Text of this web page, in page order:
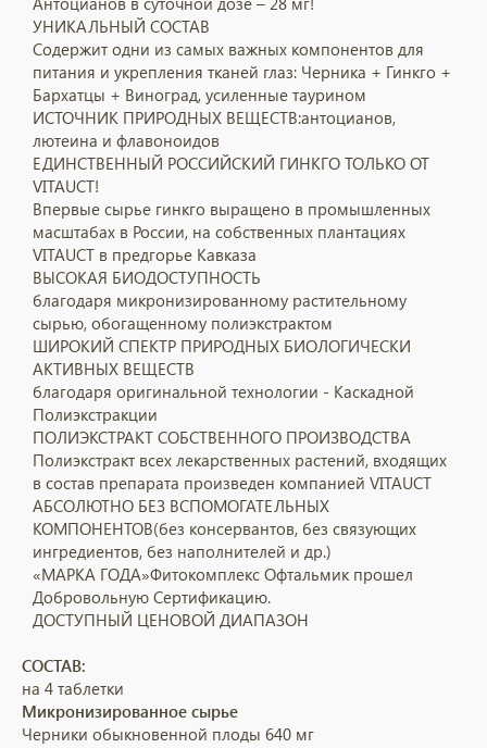
УНИКАЛЬНЫЙ СОСТАВ
Содержит одни из самых важных компонентов для
питания и укрепления тканей глаз: Черника + Гинкго +
Бархатцы + Виноград, усиленные таурином
ИСТОЧНИК ПРИРОДНЫХ ВЕЩЕСТВ:антоцианов,
лютеина и флавоноидов
ЕДИНСТВЕННЫЙ РОССИЙСКИЙ ГИНКГО ТОЛЬКО ОТ
VITAUCT!
Впервые сырье гинкго выращено в промышленных
масштабах в России, на собственных плантациях
VITAUCT в предгорье Кавказа
ВЫСОКАЯ БИОДОСТУПНОСТЬ
благодаря микронизированному растительному
сырью, обогащенному полиэкстрактом
ШИРОКИЙ СПЕКТР ПРИРОДНЫХ БИОЛОГИЧЕСКИ
АКТИВНЫХ ВЕЩЕСТВ
благодаря оригинальной технологии - Каскадной
Полиэкстракции
ПОЛИЭКСТРАКТ СОБСТВЕННОГО ПРОИЗВОДСТВА
Полиэкстракт всех лекарственных растений, входящих
в состав препарата произведен компанией VITAUCT
АБСОЛЮТНО БЕЗ ВСПОМОГАТЕЛЬНЫХ
КОМПОНЕНТОВ(без консервантов, без связующих
ингредиентов, без наполнителей и др.)
«МАРКА ГОДА»Фитокомплекс Офтальмик прошел
Добровольную Сертификацию.
ДОСТУПНЫЙ ЦЕНОВОЙ ДИАПАЗОН
СОСТАВ:
на 4 таблетки
Микронизированное сырье
Черники обыкновенной плоды 640 мг